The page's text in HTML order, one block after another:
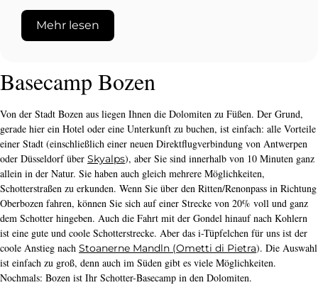
Mehr lesen
Basecamp Bozen
Von der Stadt Bozen aus liegen Ihnen die Dolomiten zu Füßen. Der Grund,
gerade hier ein Hotel oder eine Unterkunft zu buchen, ist einfach: alle Vorteile
einer Stadt (einschließlich einer neuen Direktflugverbindung von Antwerpen
oder Düsseldorf über Skyalps), aber Sie sind innerhalb von 10 Minuten ganz
allein in der Natur. Sie haben auch gleich mehrere Möglichkeiten,
Schotterstraßen zu erkunden. Wenn Sie über den Ritten/Renonpass in Richtung
Oberbozen fahren, können Sie sich auf einer Strecke von 20% voll und ganz
dem Schotter hingeben. Auch die Fahrt mit der Gondel hinauf nach Kohlern
ist eine gute und coole Schotterstrecke. Aber das i-Tüpfelchen für uns ist der
coole Anstieg nach Stoanerne Mandln (Ometti di Pietra). Die Auswahl
ist einfach zu groß, denn auch im Süden gibt es viele Möglichkeiten.
Nochmals: Bozen ist Ihr Schotter-Basecamp in den Dolomiten.